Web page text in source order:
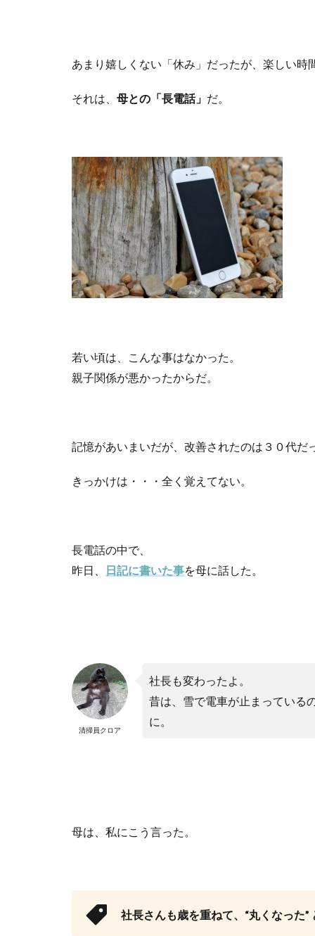
あまり嬉しくない「休み」だったが、楽しい時
それは、 母との「長電話」 だ。
若い頃は、こんな事はなかった。
親子関係が悪かったからだ。
記憶があいまいだが、改善されたのは３０代だ
きっかけは・・・全く覚えてない。
長電話の中で、
昨日、
日記に書いた事を母に話した。
清掃員クロア
社長も変わったよ。
昔は、雪で電車が止まっている
に。
母は、私にこう言った。
社長さんも歳を重ねて、 “丸くなった”